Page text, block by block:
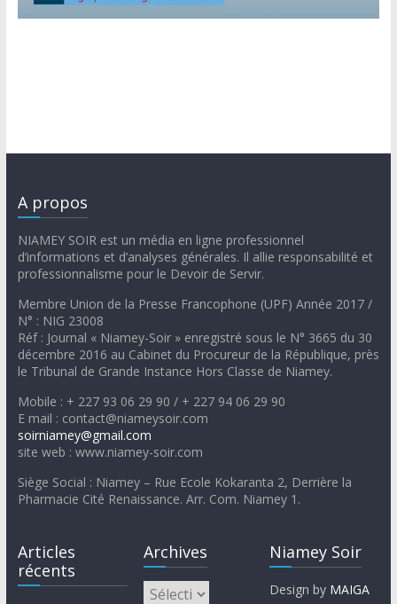
A propos
NIAMEY SOIR est un média en ligne professionnel
d’informations et d’analyses générales. Il allie responsabilité et
professionnalisme pour le Devoir de Servir.
Membre Union de la Presse Francophone (UPF) Année 2017 /
N° : NIG 23008
Réf : Journal « Niamey-Soir » enregistré sous le N° 3665 du 30
décembre 2016 au Cabinet du Procureur de la République, près
le Tribunal de Grande Instance Hors Classe de Niamey.
Mobile : + 227 93 06 29 90 / + 227 94 06 29 90
E mail : contact@niameysoir.com
soirniamey@gmail.com
site web : www.niamey-soir.com
Siège Social : Niamey – Rue Ecole Kokaranta 2, Derrière la
Pharmacie Cité Renaissance. Arr. Com. Niamey 1.
Articles
récents
Archives Niamey Soir
Design by MAIGA